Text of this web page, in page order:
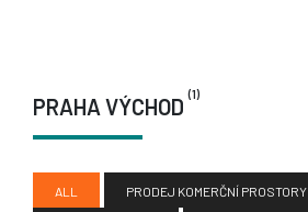
PRAHA VÝCHOD (1)
ALL PRODEJ KOMERČNÍ PROSTORY